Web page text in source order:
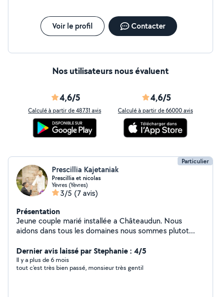
Voir le profil Contacter
Nos utilisateurs nous évaluent
4,6/5
Calculé à partir de 48731 avis
4,6/5
Calculé à partir de 66000 avis
Particulier
Prescillia Kajetaniak
Prescillia et nicolas
Yèvres (Yèvres)
3/5 (7 avis)
Présentation
Jeune couple marié installée a Châteaudun. Nous
aidons dans tous les domaines nous sommes plutot
Dernier avis laissé par Stephanie : 4/5
Il y a plus de 6 mois
tout c'est très bien passé, monsieur très gentil